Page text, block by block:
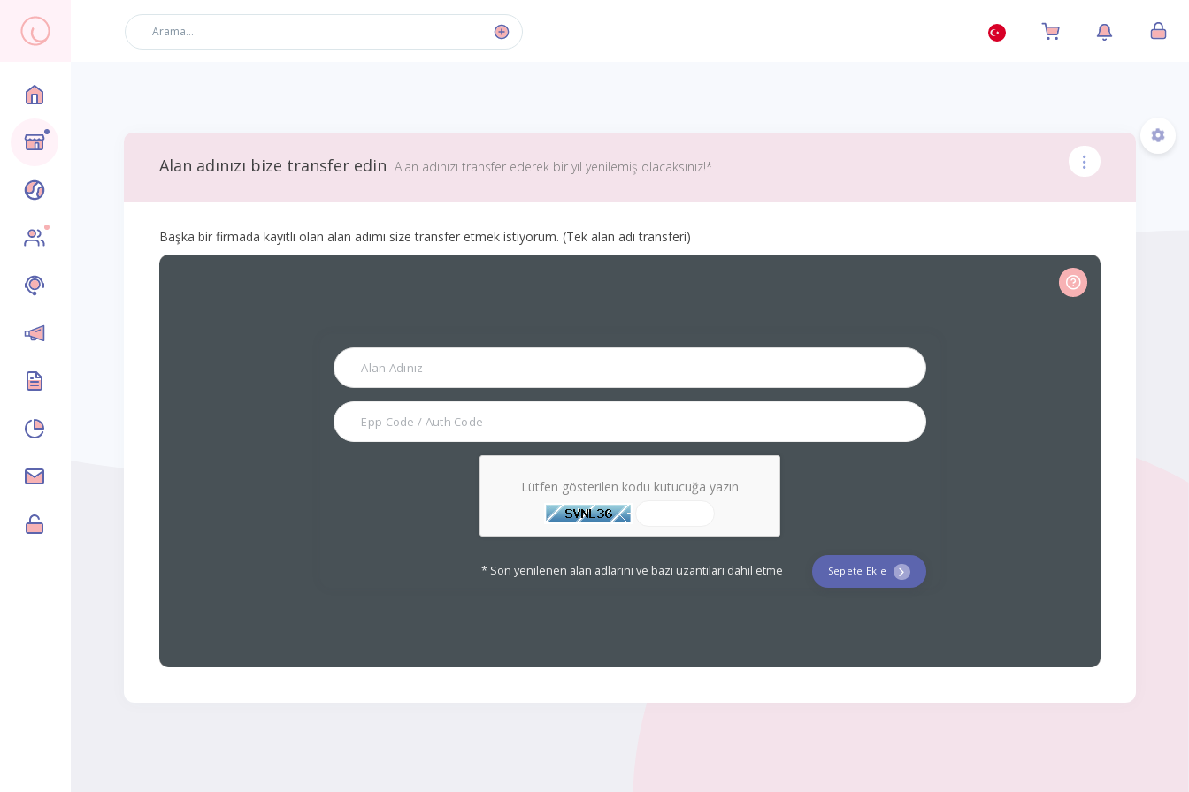
En üst
Yeni
Alan adınızı bize transfer edin Alan adınızı transfer ederek bir yıl yenilemiş olacaksınız!*
Başka bir firmada kayıtlı olan alan adımı size transfer etmek istiyorum. (Tek alan adı transferi)
Lütfen gösterilen kodu kutucuğa yazın
* Son yenilenen alan adlarını ve bazı uzantıları dahil etme Sepete Ekle